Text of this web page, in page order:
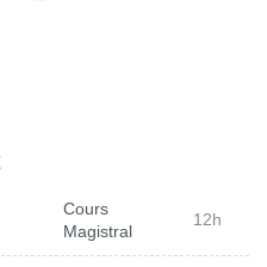
Cours
Magistral
12h